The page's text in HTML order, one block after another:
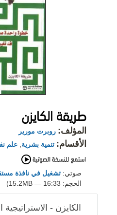
طريقة الكايزن
المؤلف: روبرت مورير
الأقسام: تنمية بشرية, علم
صوتي: تشغيل في نافذة
الحجم: 16:33 — 15.2MB)
الكايزن - الاستراتيجية